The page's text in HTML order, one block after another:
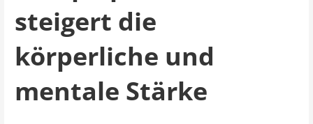
steigert die
körperliche und
mentale Stärke